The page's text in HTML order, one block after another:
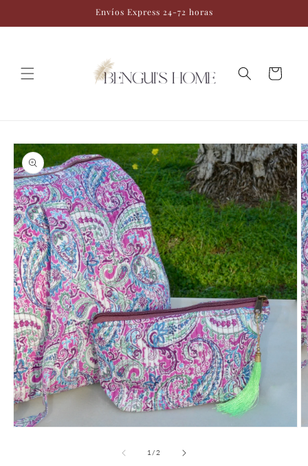
al contenido
Envíos Express 24-72 horas
Carrito
directamente
a la
información
del producto
1 /de
2